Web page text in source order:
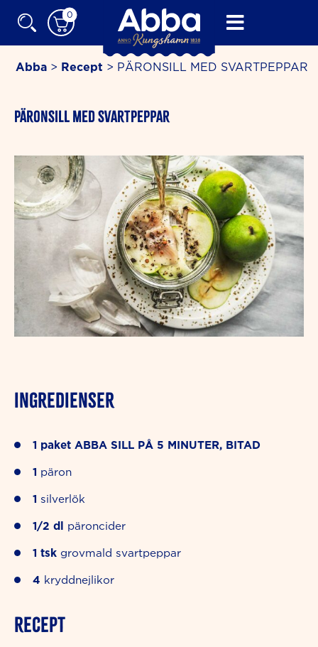
0
Abba > Recept > PÄRONSILL MED SVARTPEPPAR
PÄRONSILL MED SVARTPEPPAR
INGREDIENSER
1 paket ABBA SILL PÅ 5 MINUTER, BITAD
1 päron
1 silverlök
1/2 dl päroncider
1 tsk grovmald svartpeppar
4 kryddnejlikor
RECEPT